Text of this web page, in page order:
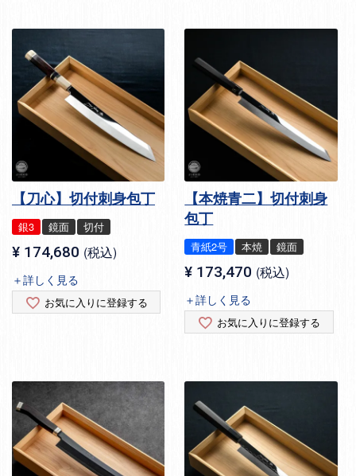
【刀心】切付刺身包丁
銀3 鏡面 切付
¥ 174,680 税込
＋詳しく見る
お気に入りに登録する
【本焼青二】切付刺身
包丁
青紙2号 本焼 鏡面
¥ 173,470 税込
＋詳しく見る
お気に入りに登録する